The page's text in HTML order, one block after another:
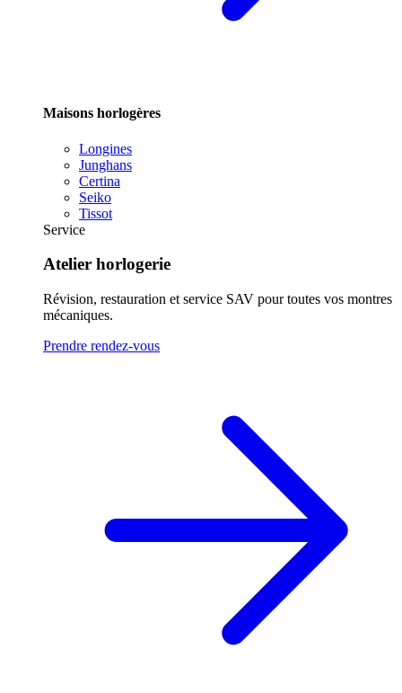
Maisons horlogères
Longines
Junghans
Certina
Seiko
Tissot
Service
Atelier horlogerie
Révision, restauration et service SAV pour toutes vos montres
mécaniques.
Prendre rendez-vous